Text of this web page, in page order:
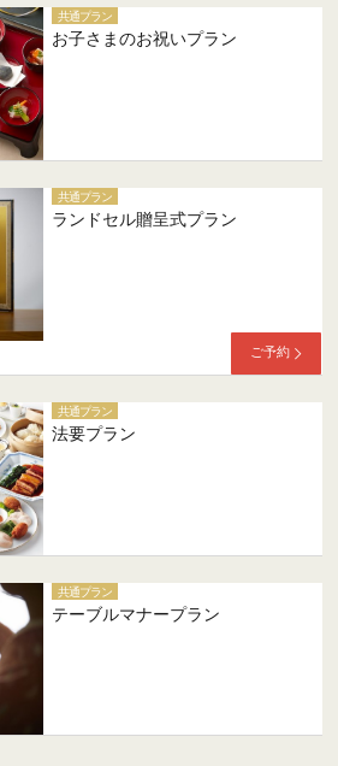
共通プラン
お子さまのお祝いプラン
共通プラン
ランドセル贈呈式プラン
ご予約
共通プラン
法要プラン
共通プラン
テーブルマナープラン